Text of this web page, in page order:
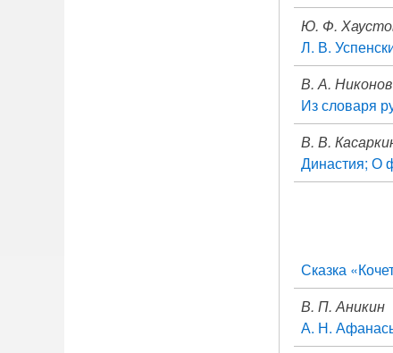
Ю. Ф.
Л. В.
В. А. Никонов
Из словаря
В. В.
Династия; О
Сказка
В. П. Аникин
А. Н.